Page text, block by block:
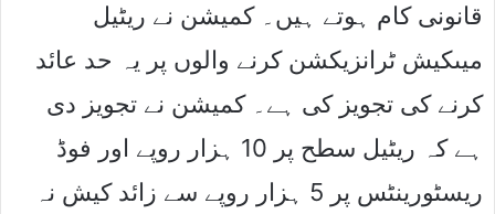
قانونی کام ہوتے ہیں۔ کمیشن نے ریٹیل
میںکیش ٹرانزیکشن کرنے والوں پر یہ حد عائد
کرنے کی تجویز کی ہے۔ کمیشن نے تجویز دی
ہے کہ ریٹیل سطح پر 10 ہزار روپے اور فوڈ
ریسٹورینٹس پر 5 ہزار روپے سے زائد کیش نہ